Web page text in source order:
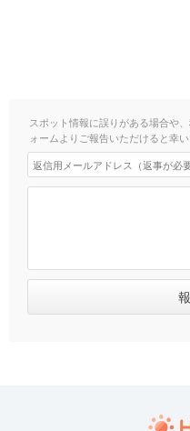
スポット情報に誤りがある場合や
ォームよりご報告いただけると幸い